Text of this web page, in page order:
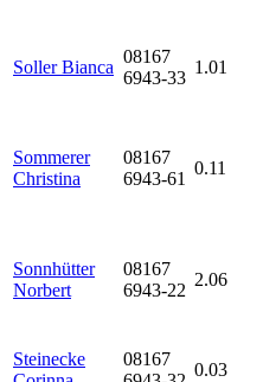
Soller Bianca
08167
6943-33
1.01
Sommerer
Christina
08167
6943-61
0.11
Sonnhütter
Norbert
08167
6943-22
2.06
Steinecke
08167
0.03